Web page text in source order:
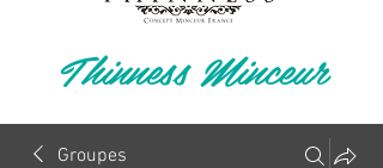
Thinness Minceur
Groupes